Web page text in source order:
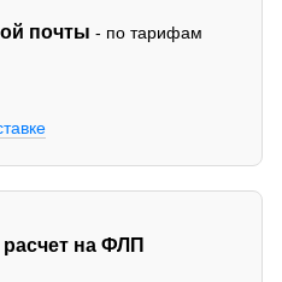
почты - по тарифам
на ФЛП